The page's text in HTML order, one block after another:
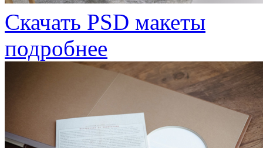
Скачать PSD макеты
подробнее